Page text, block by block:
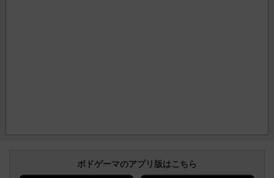
ボドゲーマのアプリ版はこちら